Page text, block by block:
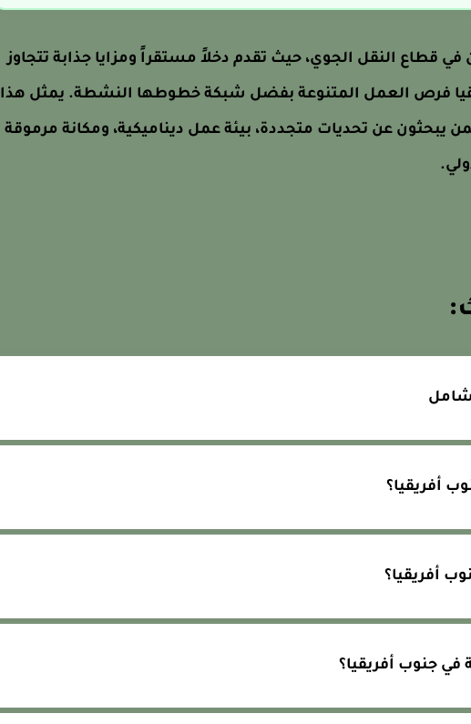
قطاع النقل الجوي، حيث تقدم دخلاً مستقراً ومزايا جذابة تتجاوز
فرص العمل المتنوعة بفضل شبكة خطوطها النشطة. يمثل هذا
يبحثون عن تحديات متجددة، بيئة عمل ديناميكية، ومكانة مرموقة
شامل
أفريقيا؟
أفريقيا؟
في جنوب أفريقيا؟